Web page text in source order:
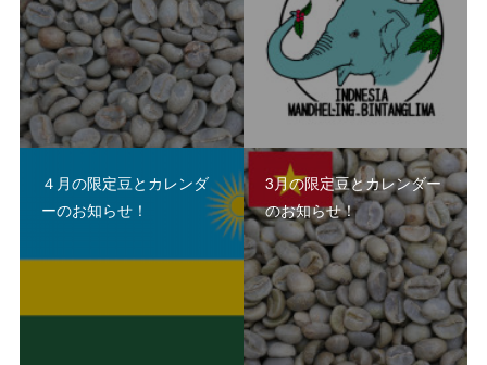
４月の限定豆とカレンダ
ーのお知らせ！
3月の限定豆とカレンダー
のお知らせ！